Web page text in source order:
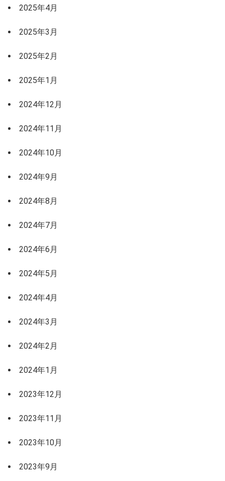
2025年4月
2025年3月
2025年2月
2025年1月
2024年12月
2024年11月
2024年10月
2024年9月
2024年8月
2024年7月
2024年6月
2024年5月
2024年4月
2024年3月
2024年2月
2024年1月
2023年12月
2023年11月
2023年10月
2023年9月